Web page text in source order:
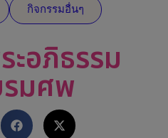
กิจกรรมอื่นๆ
อภิธรรม
มศพ